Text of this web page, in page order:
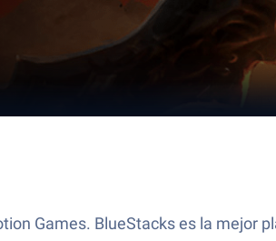
Games. BlueStacks es la